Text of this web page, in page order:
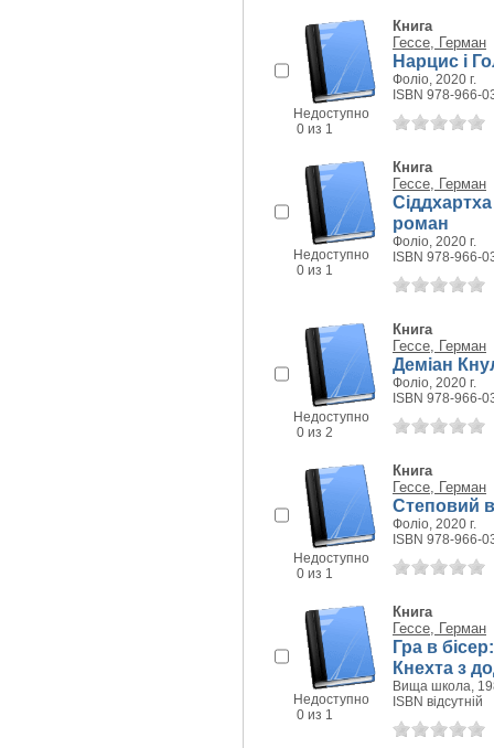
Недоступно
0 из 1
Книга
Гессе, Герман
Нарцис і
Фоліо, 2020 г.
ISBN 978-966-
Недоступно
0 из 1
Книга
Гессе, Герман
роман
Фоліо, 2020 г.
ISBN 978-966-
Недоступно
0 из 2
Книга
Гессе, Герман
Деміан
Фоліо, 2020 г.
ISBN 978-966-
Недоступно
0 из 1
Книга
Гессе, Герман
Степовий
Фоліо, 2020 г.
ISBN 978-966-
Недоступно
0 из 1
Книга
Гессе, Герман
Гра в
Кнехта з
Вища школа,
ISBN відсутній